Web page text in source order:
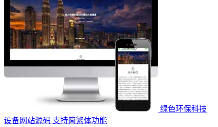
绿色环保科技
设备网站源码 支持简繁体功能